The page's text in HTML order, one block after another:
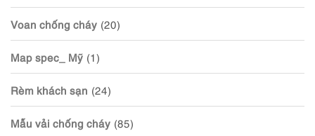
Voan chống cháy (20)
Map spec_ Mỹ (1)
Rèm khách sạn (24)
Mẫu vải chống cháy (85)